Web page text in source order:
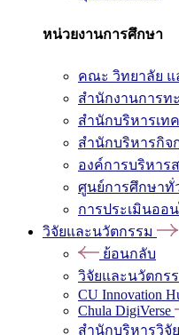
หน่วยงานการศึกษา
คณะ วิทยาลัย แ
สำนักงานการท
สำนักบริหารเท
สำนักบริหารกิจ
องค์การบริหาร
ศูนย์การศึกษาทั่
การประเมินออ
วิจัยและนวัตกรรม
ย้อนกลับ
วิจัยและนวัตกร
CU Innovation
Chula DigiVerse
สำนักบริหารวิจัย